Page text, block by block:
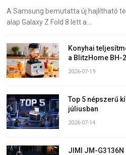
A Samsung bemutatta új hajlítható
alap Galaxy Z Fold 8 lett a…
Konyhai
a BlitzHome BH-
2026-07-19
Top 5 népszerű
júliusban
2026-07-14
JIMI JM-